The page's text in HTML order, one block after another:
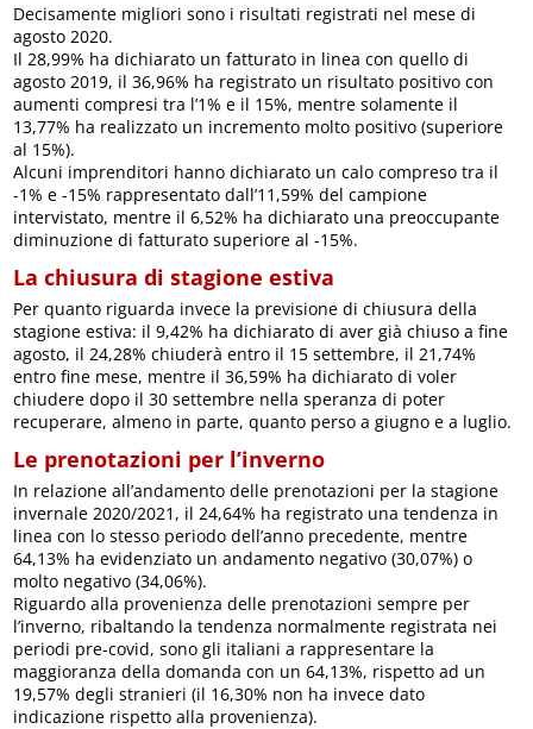
Decisamente migliori sono i risultati registrati nel mese di
agosto 2020.
Il 28,99% ha dichiarato un fatturato in linea con quello di
agosto 2019, il 36,96% ha registrato un risultato positivo con
aumenti compresi tra l’1% e il 15%, mentre solamente il
13,77% ha realizzato un incremento molto positivo (superiore
al 15%).
Alcuni imprenditori hanno dichiarato un calo compreso tra il
-1% e -15% rappresentato dall’11,59% del campione
intervistato, mentre il 6,52% ha dichiarato una preoccupante
diminuzione di fatturato superiore al -15%.
La chiusura di stagione estiva
Per quanto riguarda invece la previsione di chiusura della
stagione estiva: il 9,42% ha dichiarato di aver già chiuso a fine
agosto, il 24,28% chiuderà entro il 15 settembre, il 21,74%
entro fine mese, mentre il 36,59% ha dichiarato di voler
chiudere dopo il 30 settembre nella speranza di poter
recuperare, almeno in parte, quanto perso a giugno e a luglio.
Le prenotazioni per l’inverno
In relazione all’andamento delle prenotazioni per la stagione
invernale 2020/2021, il 24,64% ha registrato una tendenza in
linea con lo stesso periodo dell’anno precedente, mentre
64,13% ha evidenziato un andamento negativo (30,07%) o
molto negativo (34,06%).
Riguardo alla provenienza delle prenotazioni sempre per
l’inverno, ribaltando la tendenza normalmente registrata nei
periodi pre-covid, sono gli italiani a rappresentare la
maggioranza della domanda con un 64,13%, rispetto ad un
19,57% degli stranieri (il 16,30% non ha invece dato
indicazione rispetto alla provenienza).